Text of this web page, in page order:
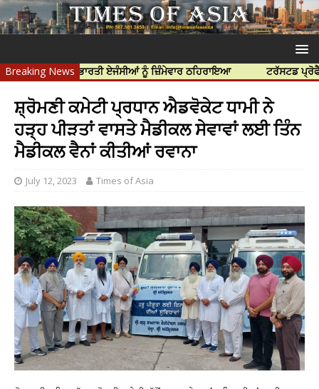
Breaking News
ਲਈ ਭਾਰਤੀ ਏਜੰਸੀਆਂ ਨੂੰ ਜ਼ਿੰਮੇਵਾਰ ਠਹਿਰਾਇਆ ਟਰੱਸਟਡ ਪ੍ਰੋਫੈਸ਼ਨਲ ਸੈਂਟਰ
ਸ਼੍ਰੋਮਣੀ ਕਮੇਟੀ ਪ੍ਰਧਾਨ ਐਡਵੋਕੇਟ ਧਾਮੀ ਨੇ
ਹੜ੍ਹ ਪੀੜਤਾਂ ਵਾਸਤੇ ਮੈਡੀਕਲ ਸੇਵਾਵਾਂ ਲਈ ਤਿੰਨ
ਮੈਡੀਕਲ ਵੈਨਾਂ ਕੀਤੀਆਂ ਰਵਾਨਾ
July 12, 2023 Times of Asia